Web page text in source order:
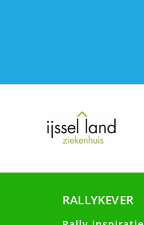
RALLYKEVER